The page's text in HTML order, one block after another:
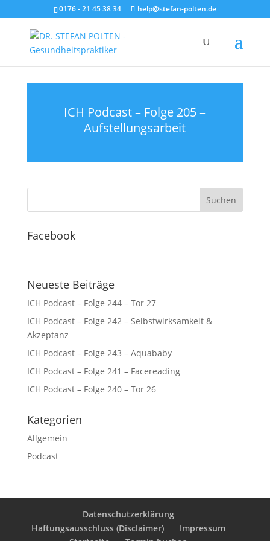
0176 - 21 45 38 34 help@stefan-polten.de
ICH Podcast – Folge 205 –
Aufstellungsarbeit
Facebook
Neueste Beiträge
ICH Podcast – Folge 244 – Tor 27
ICH Podcast – Folge 242 – Selbstwirksamkeit &
Akzeptanz
ICH Podcast – Folge 243 – Aquababy
ICH Podcast – Folge 241 – Facereading
ICH Podcast – Folge 240 – Tor 26
Kategorien
Allgemein
Podcast
Datenschutzerklärung
Haftungsausschluss (Disclaimer)
Impressum